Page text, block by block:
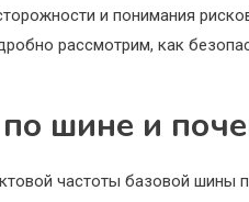
и понимания
рассмотрим, как
шине и
частоты базовой шины